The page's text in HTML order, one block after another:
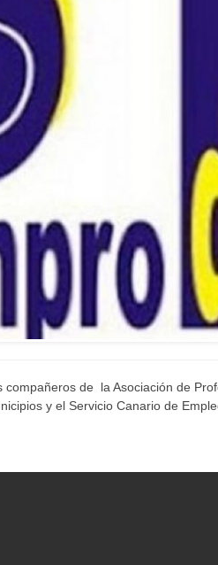
de la Asociación de
y el Servicio Canario de